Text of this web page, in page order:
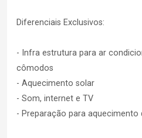
Diferenciais Exclusivos:
- Infra estrutura para ar
cômodos
- Aquecimento solar
- Som, internet e TV
- Preparação para aquecimento